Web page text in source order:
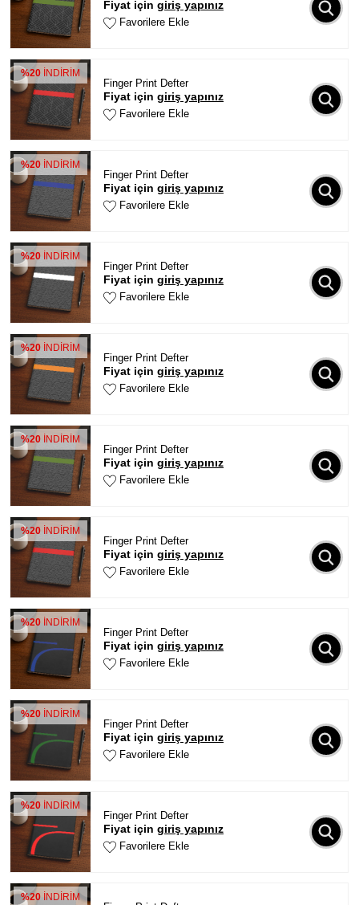
Fiyat için giriş yapınız
Favorilere Ekle
%20 İNDİRİM
Finger Print Defter
Fiyat için giriş yapınız
Favorilere Ekle
%20 İNDİRİM
Finger Print Defter
Fiyat için giriş yapınız
Favorilere Ekle
%20 İNDİRİM
Finger Print Defter
Fiyat için giriş yapınız
Favorilere Ekle
%20 İNDİRİM
Finger Print Defter
Fiyat için giriş yapınız
Favorilere Ekle
%20 İNDİRİM
Finger Print Defter
Fiyat için giriş yapınız
Favorilere Ekle
%20 İNDİRİM
Finger Print Defter
Fiyat için giriş yapınız
Favorilere Ekle
%20 İNDİRİM
Finger Print Defter
Fiyat için giriş yapınız
Favorilere Ekle
%20 İNDİRİM
Finger Print Defter
Fiyat için giriş yapınız
Favorilere Ekle
%20 İNDİRİM
Finger Print Defter
Fiyat için giriş yapınız
Favorilere Ekle
%20İNDİRİM